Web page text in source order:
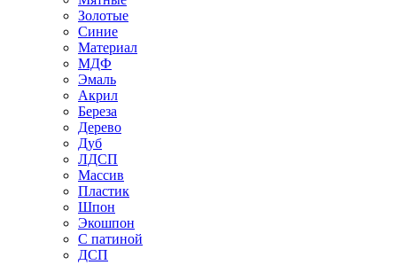
Золотые
Синие
Материал
МДФ
Эмаль
Акрил
Береза
Дерево
Дуб
ЛДСП
Массив
Пластик
Шпон
Экошпон
С патиной
ДСП